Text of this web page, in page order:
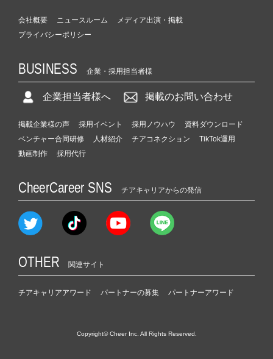
会社概要 ニュースルーム
メディア出演・掲載
プライバシーポリシー
BUSINESS 企業・採用担当者様
企業担当者様へ 掲載のお問い合わせ
掲載企業様の声 採用イベント 採用ノウハウ
資料ダウンロード
ベンチャー合同研修
人材紹介 チアコネクション
TikTok運用
動画制作
採用代行
CheerCareer SNS チアキャリアからの発信
OTHER 関連サイト
チアキャリアアワード パートナーの募集 パートナーアワード
Copyright© Cheer Inc. All Rights Reserved.